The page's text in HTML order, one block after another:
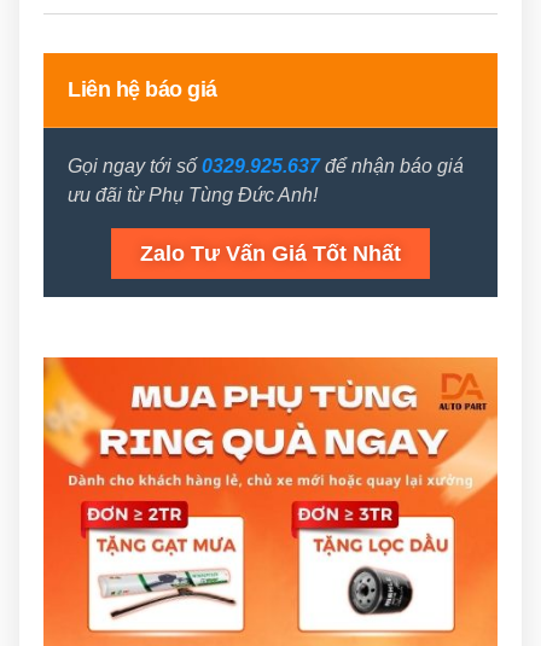
Liên hệ báo giá
Gọi ngay tới số 0329.925.637để nhận báo giá
ưu đãi từ Phụ Tùng Đức Anh!
Zalo Tư Vấn Giá Tốt Nhất